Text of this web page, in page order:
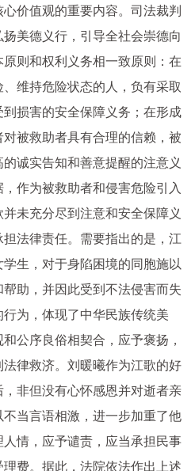
价值观的重要内容。司法裁判
美德义行，引导全社会崇德向
则和权利义务相一致原则：在
维持危险状态的人，负有采取
损害的安全保障义务；在形成
被救助者具有合理的信赖，被
诚实告知和善意提醒的注意义
作为被救助者和侵害危险引入
未充分尽到注意和安全保障义
法律责任。需要指出的是，江
生，对于身陷困境的同胞施以
助，并因此受到不法侵害而失
为，体现了中华民族传统美
公序良俗相契合，应予褒扬，
律救济。刘暖曦作为江歌的好
非但没有心怀感恩并对逝者亲
当言语相激，进一步加重了他
人情，应予谴责，应当承担民事
费。据此，法院依法作出上述